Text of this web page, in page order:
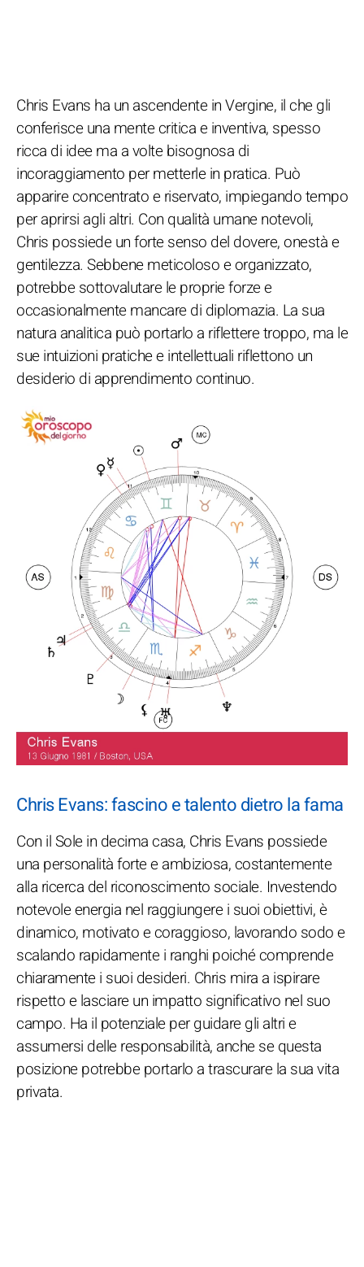
Chris Evans ha un ascendente in Vergine, il che gli
conferisce una mente critica e inventiva, spesso
ricca di idee ma a volte bisognosa di
incoraggiamento per metterle in pratica. Può
apparire concentrato e riservato, impiegando tempo
per aprirsi agli altri. Con qualità umane notevoli,
Chris possiede un forte senso del dovere, onestà e
gentilezza. Sebbene meticoloso e organizzato,
potrebbe sottovalutare le proprie forze e
occasionalmente mancare di diplomazia. La sua
natura analitica può portarlo a riflettere troppo, ma le
sue intuizioni pratiche e intellettuali riflettono un
desiderio di apprendimento continuo.
Chris Evans: fascino e talento dietro la fama
Con il Sole in decima casa, Chris Evans possiede
una personalità forte e ambiziosa, costantemente
alla ricerca del riconoscimento sociale. Investendo
notevole energia nel raggiungere i suoi obiettivi, è
dinamico, motivato e coraggioso, lavorando sodo e
scalando rapidamente i ranghi poiché comprende
chiaramente i suoi desideri. Chris mira a ispirare
rispetto e lasciare un impatto significativo nel suo
campo. Ha il potenziale per guidare gli altri e
assumersi delle responsabilità, anche se questa
posizione potrebbe portarlo a trascurare la sua vita
privata.